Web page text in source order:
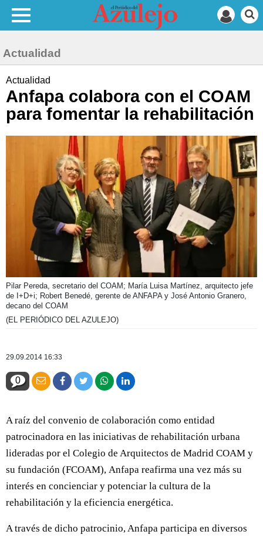
Actualidad
Actualidad
Anfapa colabora con el COAM
para fomentar la rehabilitación
Pilar Pereda, secretario del COAM; María Luisa Martínez, arquitecto jefe
de I+D+i; Robert Benedé, gerente de ANFAPA y José Antonio Granero,
decano del COAM
(EL PERIÓDICO DEL AZULEJO)
29.09.2014 16:33
0
A raíz del convenio de colaboración como entidad
patrocinadora en las iniciativas de rehabilitación urbana
lideradas por el Colegio de Arquitectos de Madrid COAM y
su fundación (FCOAM), Anfapa reafirma una vez más su
interés en concienciar y potenciar la cultura de la
rehabilitación y la eficiencia energética.
A través de dicho patrocinio, Anfapa participa en diversos